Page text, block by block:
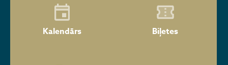
Kalendārs Biļetes